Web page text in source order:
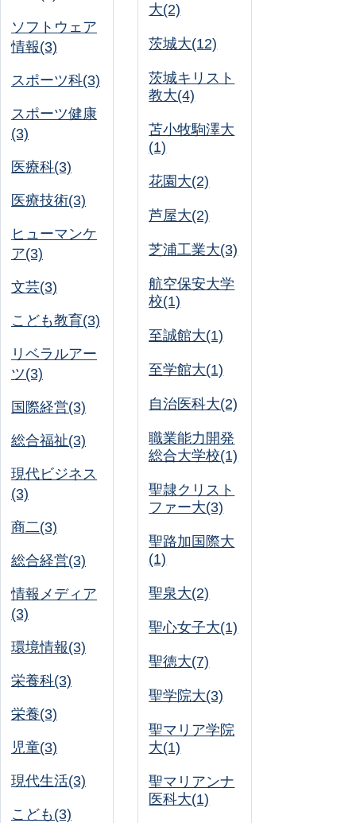
ソフトウェア
情報(3)
スポーツ科(3)
スポーツ健康
(3)
医療科(3)
医療技術(3)
ヒューマンケ
ア(3)
文芸(3)
こども教育(3)
リベラルアー
ツ(3)
国際経営(3)
総合福祉(3)
現代ビジネス
(3)
商二(3)
総合経営(3)
情報メディア
(3)
環境情報(3)
栄養科(3)
栄養(3)
児童(3)
現代生活(3)
こども(3)
大(2)
茨城大(12)
茨城キリスト
教大(4)
苫小牧駒澤大
(1)
花園大(2)
芦屋大(2)
芝浦工業大(3)
航空保安大学
校(1)
至誠館大(1)
至学館大(1)
自治医科大(2)
職業能力開発
総合大学校(1)
聖隷クリスト
ファー大(3)
聖路加国際大
(1)
聖泉大(2)
聖心女子大(1)
聖徳大(7)
聖学院大(3)
聖マリア学院
大(1)
聖マリアンナ
医科大(1)